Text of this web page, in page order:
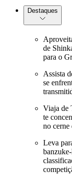
Destaques
de
para o
Assista
se
Viaja de
te
no cerne
Leva